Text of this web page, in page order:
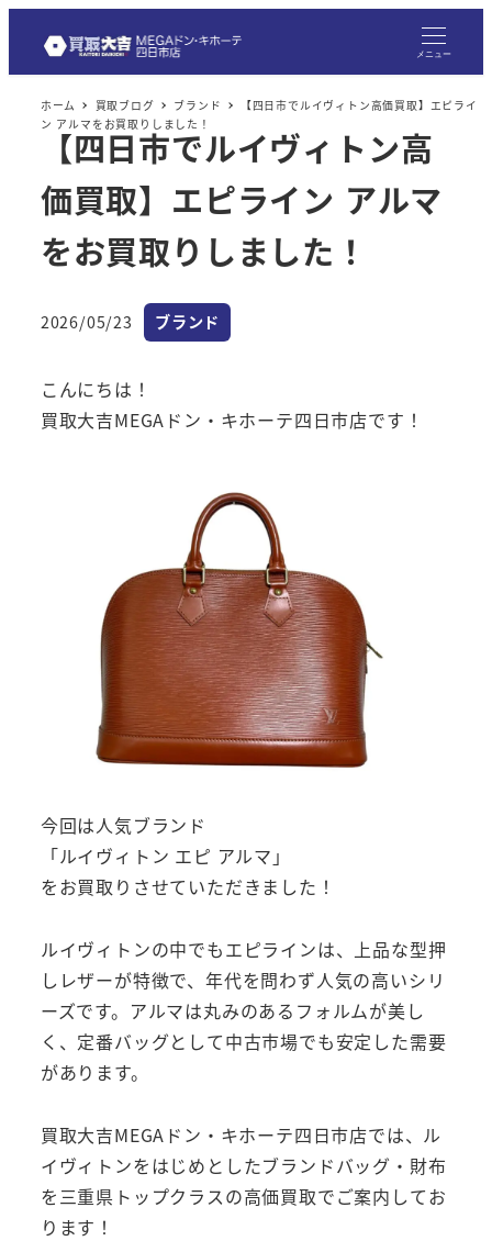
メニュー
ホーム 買取ブログ ブランド
【四日市でルイヴィトン高価買取】エピライ
ン アルマをお買取りしました！
【四日市でルイヴィトン高
価買取】エピライン アルマ
をお買取りしました！
投稿日
2026/05/23 カテゴリー
ブランド
こんにちは！
買取大吉MEGAドン・キホーテ四日市店です！
今回は人気ブランド
「ルイヴィトン エピ アルマ」
をお買取りさせていただきました！
ルイヴィトンの中でもエピラインは、上品な型押
しレザーが特徴で、年代を問わず人気の高いシリ
ーズです。アルマは丸みのあるフォルムが美し
く、定番バッグとして中古市場でも安定した需要
があります。
買取大吉MEGAドン・キホーテ四日市店では、ル
イヴィトンをはじめとしたブランドバッグ・財布
を三重県トップクラスの高価買取でご案内してお
ります！